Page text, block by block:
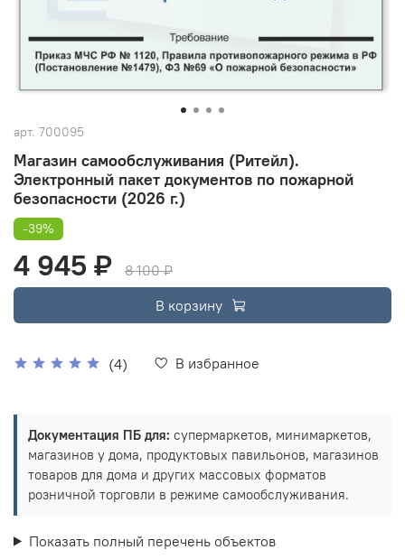
арт. 700095
Магазин самообслуживания (Ритейл).
Электронный пакет документов по пожарной
безопасности (2026 г.)
(4) В избранное
-39%
4 945 ₽
8 100 ₽
В корзину
Документация ПБ для: супермаркетов, минимаркетов,
магазинов у дома, продуктовых павильонов, магазинов
товаров для дома и других массовых форматов
розничной торговли в режиме самообслуживания.
Показать полный перечень объектов